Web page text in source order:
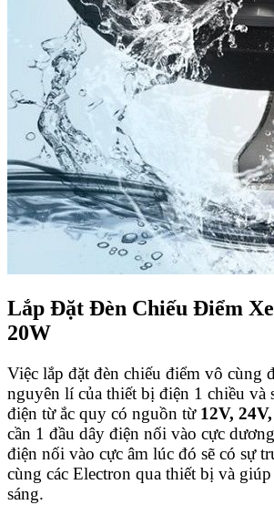
Lắp Đặt Đèn Chiếu Điểm
20W
Việc lắp đặt đèn chiếu điểm vô cùng
nguyên lí của thiết bị điện 1 chiều và
điện từ ắc quy có nguồn từ 12V,
cần 1 đầu dây điện nối vào cực
điện nối vào cực âm lúc đó sẽ có sự
cùng các Electron qua thiết bị và
sáng.